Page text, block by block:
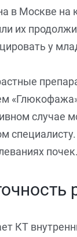
в Москве на
их
у
случае
почек.
КТ